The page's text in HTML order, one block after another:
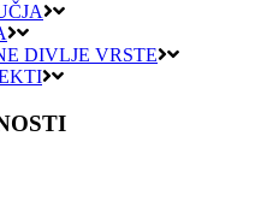
DIVLJE VRSTE